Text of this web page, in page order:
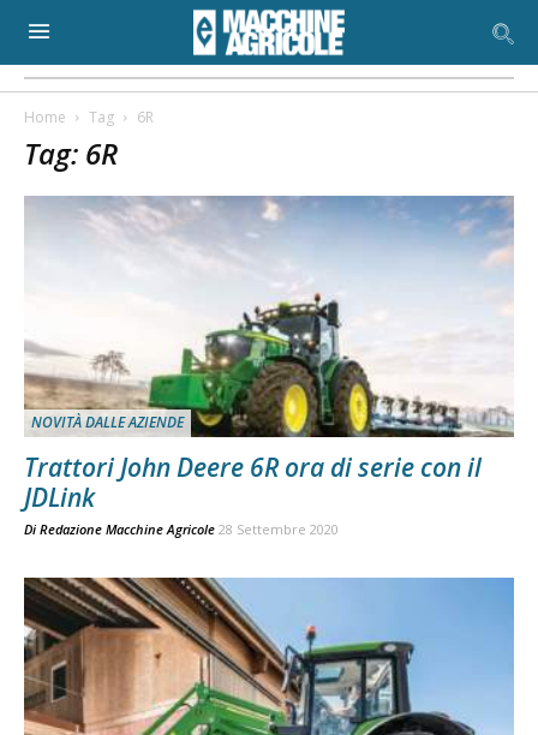
Home Tag 6R
Tag: 6R
NOVITÀ DALLE AZIENDE
Trattori John Deere 6R ora di serie con il
JDLink
Di Redazione Macchine Agricole 28 Settembre 2020